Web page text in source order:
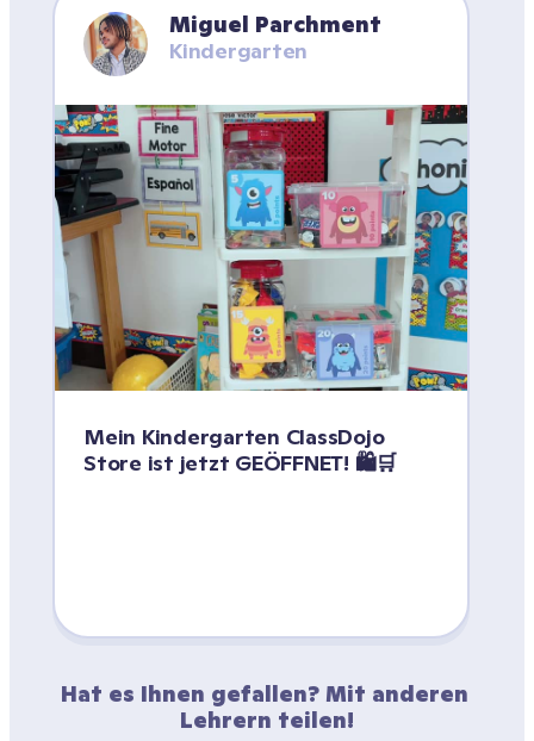
Miguel Parchment
Kindergarten
Mein Kindergarten ClassDojo
Store ist jetzt GEÖFFNET! 🛍️🛒
Hat es Ihnen gefallen? Mit anderen
Lehrern teilen!